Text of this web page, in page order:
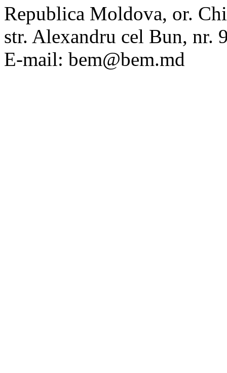
Republica Moldova, or.
str. Alexandru cel Bun, nr.
E-mail: bem@bem.md